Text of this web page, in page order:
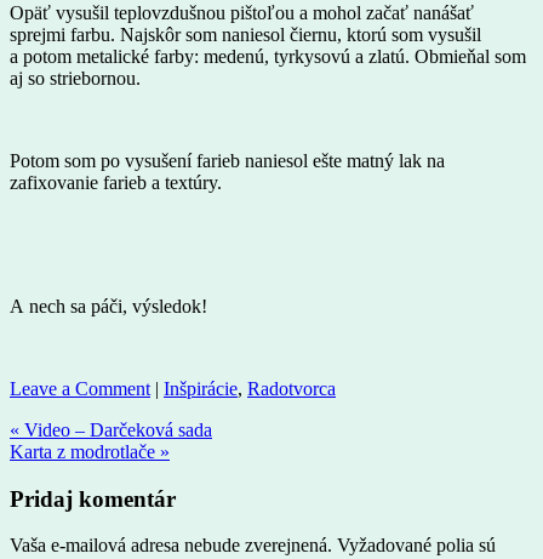
Opäť vysušil teplovzdušnou pištoľou a mohol začať nanášať
sprejmi farbu. Najskôr som naniesol čiernu, ktorú som vysušil
a potom metalické farby: medenú, tyrkysovú a zlatú. Obmieňal som
aj so striebornou.
Potom som po vysušení farieb naniesol ešte matný lak na
zafixovanie farieb a textúry.
A nech sa páči, výsledok!
Leave a Comment | Inšpirácie, Radotvorca
« Video – Darčeková sada
Karta z modrotlače »
Pridaj komentár
Vaša e-mailová adresa nebude zverejnená. Vyžadované polia sú